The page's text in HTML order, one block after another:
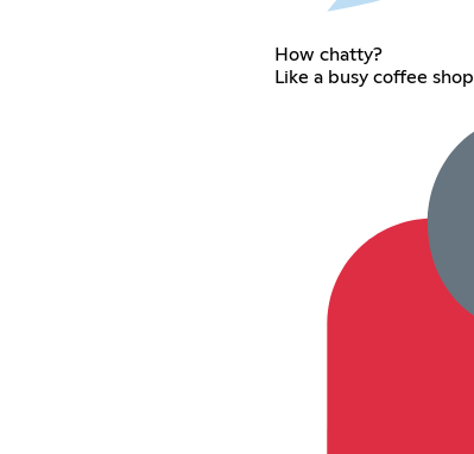
How chatty?
Like a busy coffee shop